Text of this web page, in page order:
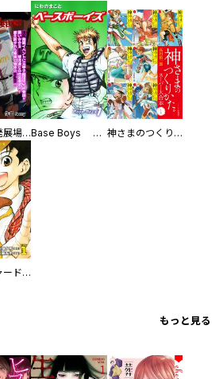
初めての発展場 【白抜き修正版】 Base Boys 新装版 神さまのつくりかた。スーパー大合本
探偵犬シャードック（新装版）
もっと見る